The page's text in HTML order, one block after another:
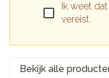
Ik weet
vereist.
Bekijk alle